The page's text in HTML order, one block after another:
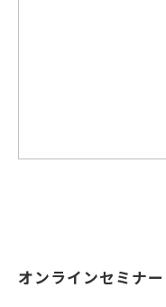
オンラインセミナー